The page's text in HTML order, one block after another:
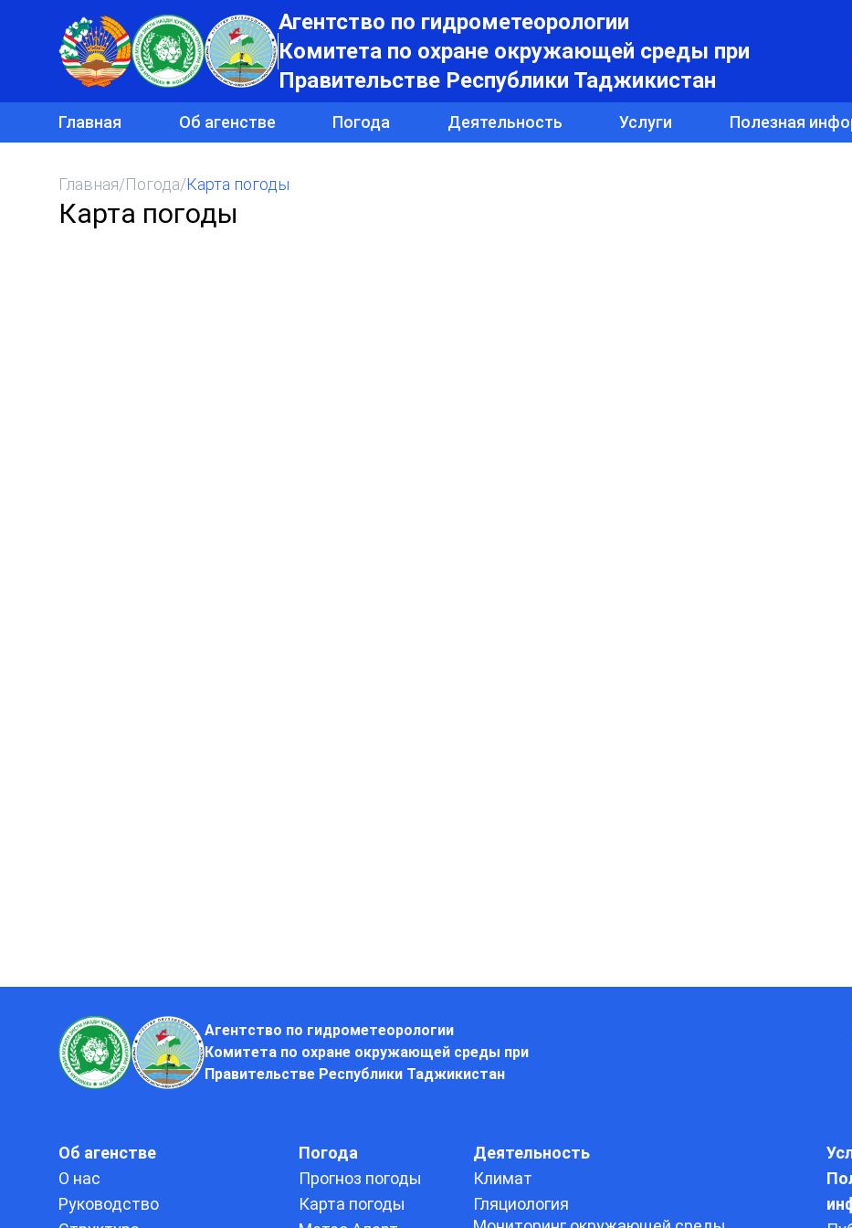
Агентство по гидрометеорологии
Комитета по охране окружающей среды при
Правительстве Республики Таджикистан
Главная Об агенстве Погода Деятельность Услуги Полезная
Главная/Погода/Карта погоды
Карта погоды
Агентство по гидрометеорологии
Комитета по охране окружающей среды при
Правительстве Республики Таджикистан
Об агенстве
О нас
Руководство
Погода
Прогноз погоды
Карта погоды
Деятельность
Климат
Гляциология